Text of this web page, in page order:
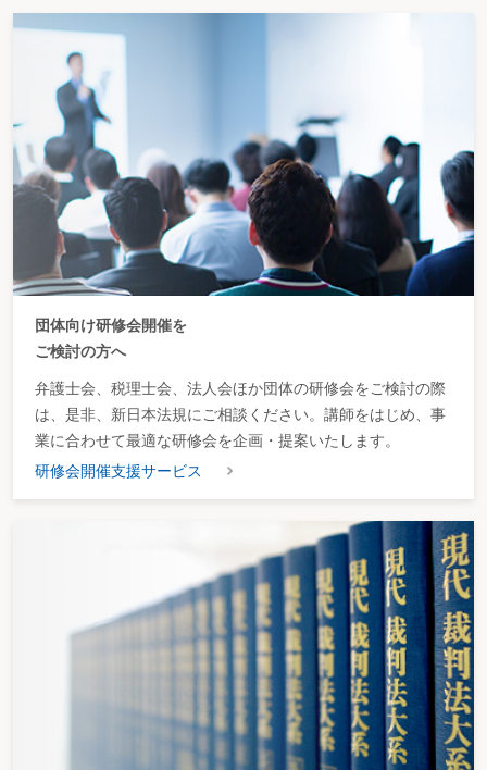
団体向け研修会開催を
ご検討の方へ
弁護士会、税理士会、法人会ほか団体の研修会をご検討の際
は、是非、新日本法規にご相談ください。講師をはじめ、事
業に合わせて最適な研修会を企画・提案いたします。
研修会開催支援サービス